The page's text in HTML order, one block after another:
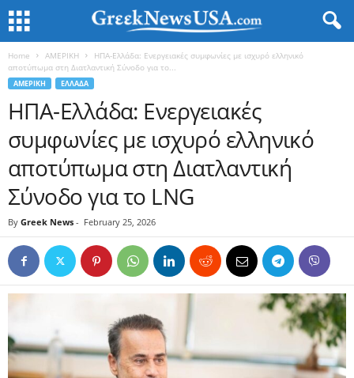
Home ΑΜΕΡΙΚΗ
ΗΠΑ-Ελλάδα: Ενεργειακές συμφωνίες με ισχυρό ελληνικό
αποτύπωμα στη Διατλαντική Σύνοδο για το...
ΑΜΕΡΙΚΗ ΕΛΛΑΔΑ
ΗΠΑ-Ελλάδα: Ενεργειακές
συμφωνίες με ισχυρό ελληνικό
αποτύπωμα στη Διατλαντική
Σύνοδο για το LNG
By Greek News - February 25, 2026